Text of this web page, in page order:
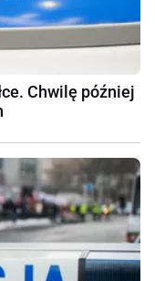
Chwilę później